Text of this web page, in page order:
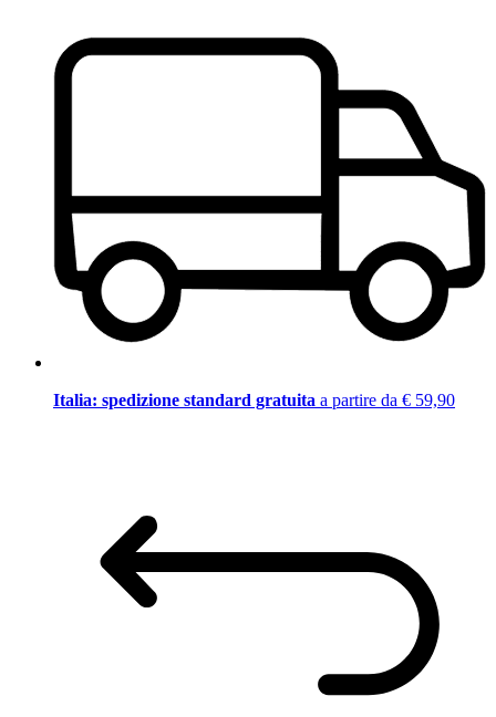
Italia: spedizione standard gratuita a partire da € 59,90